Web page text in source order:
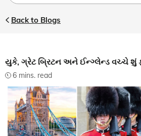
Back to Blogs
યુકે, ગ્રેટ બ્રિટન અને ઈન્ગ્લેન્ડ વચ્ચે શું
6 mins. read